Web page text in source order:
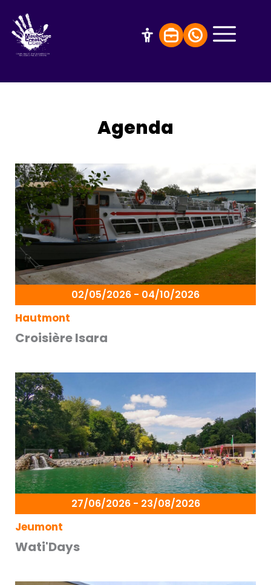
Agenda
02/05/2026 - 04/10/2026
Hautmont
Croisière Isara
27/06/2026 - 23/08/2026
Jeumont
Wati'Days